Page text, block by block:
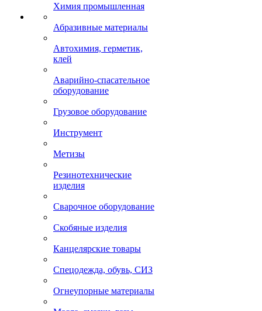
Химия промышленная
Абразивные материалы
Автохимия, герметик,
клей
Аварийно-спасательное
оборудование
Грузовое оборудование
Инструмент
Метизы
Резинотехнические
изделия
Сварочное оборудование
Скобяные изделия
Канцелярские товары
Спецодежда, обувь, СИЗ
Огнеупорные материалы